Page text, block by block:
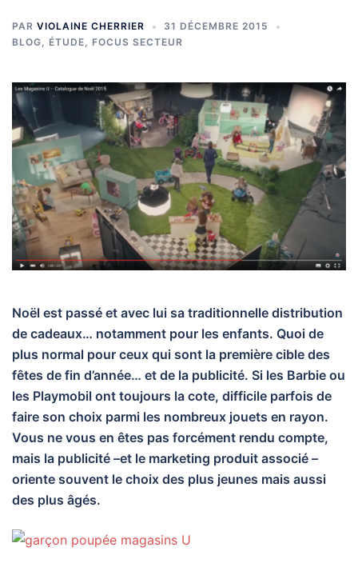
PAR VIOLAINE CHERRIER
31 DÉCEMBRE 2015
BLOG, ÉTUDE, FOCUS SECTEUR
Noël est passé et avec lui sa traditionnelle distribution
de cadeaux… notamment pour les enfants. Quoi de
plus normal pour ceux qui sont la première cible des
fêtes de fin d’année… et de la publicité. Si les Barbie ou
les Playmobil ont toujours la cote, difficile parfois de
faire son choix parmi les nombreux jouets en rayon.
Vous ne vous en êtes pas forcément rendu compte,
mais la publicité –et le marketing produit associé –
oriente souvent le choix des plus jeunes mais aussi
des plus âgés.